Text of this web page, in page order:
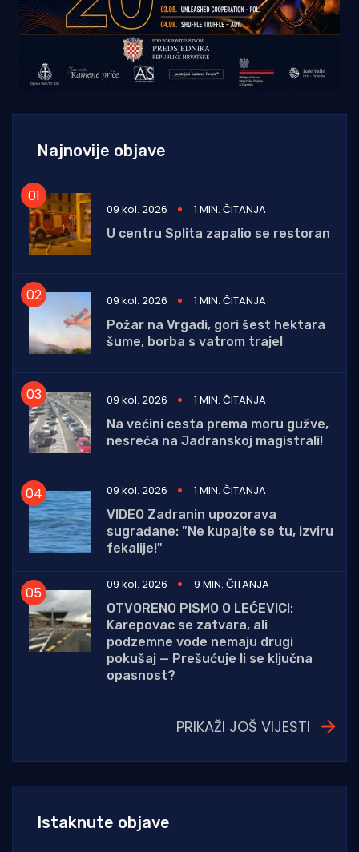
Najnovije objave
09 kol. 2026
1 MIN. ČITANJA
U centru Splita zapalio se restoran
09 kol. 2026
1 MIN. ČITANJA
Požar na Vrgadi, gori šest hektara
šume, borba s vatrom traje!
09 kol. 2026
1 MIN. ČITANJA
Na većini cesta prema moru gužve,
nesreća na Jadranskoj magistrali!
09 kol. 2026
1 MIN. ČITANJA
VIDEO Zadranin upozorava
sugrađane: "Ne kupajte se tu, izviru
fekalije!"
09 kol. 2026
9 MIN. ČITANJA
OTVORENO PISMO O LEĆEVICI:
Karepovac se zatvara, ali
podzemne vode nemaju drugi
pokušaj — Prešućuje li se ključna
opasnost?
PRIKAŽI JOŠ VIJESTI
Istaknute objave